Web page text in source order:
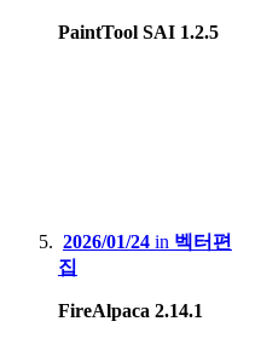
PaintTool SAI 1.2.5
2026/01/24 in 벡터편
집
FireAlpaca 2.14.1